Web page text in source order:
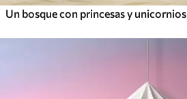
Un bosque con princesas y unicornios